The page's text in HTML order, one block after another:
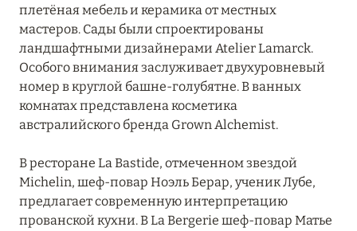
Terre Blanche Hotel Spa Golf Resort
Villa Baulieu
Villa Gallici
Villa La Coste
плетёная мебель и керамика от местных
мастеров. Сады были спроектированы
ландшафтными дизайнерами Atelier Lamarck.
Особого внимания заслуживает двухуровневый
номер в круглой башне-голубятне. В ванных
комнатах представлена косметика
австралийского бренда Grown Alchemist.
В ресторане La Bastide, отмеченном звездой
Michelin, шеф-повар Ноэль Берар, ученик Лубе,
предлагает современную интерпретацию
прованской кухни. В La Bergerie шеф-повар Матье